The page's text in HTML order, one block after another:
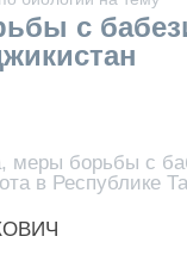
с
меры борьбы с
в Республике